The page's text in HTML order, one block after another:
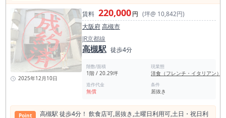
2025年12月10日
賃料 220,000円 (坪@ 10,842円)
大阪府高槻市
JR京都線
高槻駅 徒歩4分
階数/面積
1階 / 20.29坪
現業態
洋食（フレンチ・イタリアン）
造作代金
無償
条件
居抜き
Point
⾼槻駅 徒歩4分！ 飲⾷店可,居抜き,⼟曜⽇利⽤可,⼟⽇・祝⽇利